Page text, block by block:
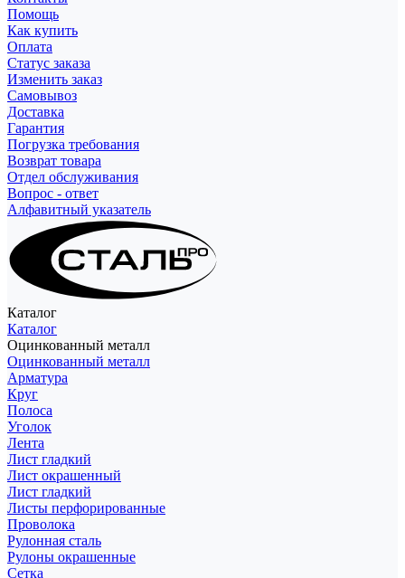
Помощь
Как купить
Оплата
Статус заказа
Изменить заказ
Самовывоз
Доставка
Гарантия
Погрузка требования
Возврат товара
Отдел обслуживания
Вопрос - ответ
Алфавитный указатель
Каталог
Каталог
Оцинкованный металл
Оцинкованный металл
Арматура
Круг
Полоса
Уголок
Лента
Лист гладкий
Лист окрашенный
Лист гладкий
Листы перфорированные
Проволока
Рулонная сталь
Рулоны окрашенные
Сетка